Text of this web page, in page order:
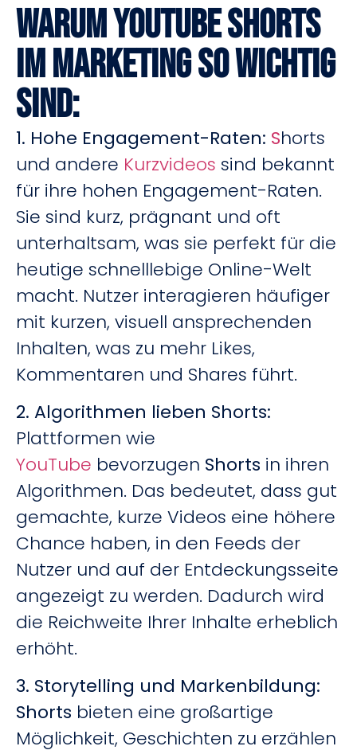
Warum Youtube Shorts
im Marketing so wichtig
sind:
1. Hohe Engagement-Raten: Shorts
und andere Kurzvideos sind bekannt
für ihre hohen Engagement-Raten.
Sie sind kurz, prägnant und oft
unterhaltsam, was sie perfekt für die
heutige schnelllebige Online-Welt
macht. Nutzer interagieren häufiger
mit kurzen, visuell ansprechenden
Inhalten, was zu mehr Likes,
Kommentaren und Shares führt.
2. Algorithmen lieben Shorts:
Plattformen wie
YouTube bevorzugen Shorts in ihren
Algorithmen. Das bedeutet, dass gut
gemachte, kurze Videos eine höhere
Chance haben, in den Feeds der
Nutzer und auf der Entdeckungsseite
angezeigt zu werden. Dadurch wird
die Reichweite Ihrer Inhalte erheblich
erhöht.
3. Storytelling und Markenbildung:
Shorts bieten eine großartige
Möglichkeit, Geschichten zu erzählen